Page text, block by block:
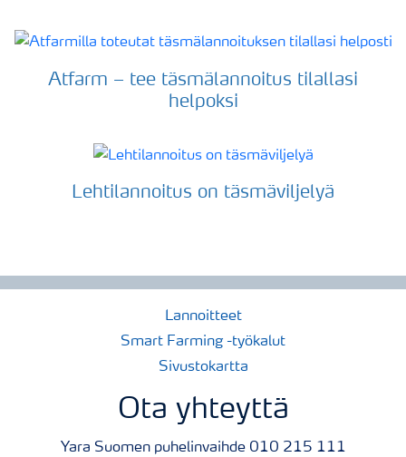
Atfarm – tee täsmälannoitus tilallasi
helpoksi
Lehtilannoitus on täsmäviljelyä
Lannoitteet
Smart Farming -työkalut
Sivustokartta
Ota yhteyttä
Yara Suomen puhelinvaihde 010 215 111